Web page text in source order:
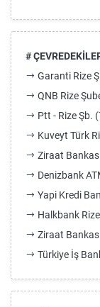
#
Garanti Rize
QNB Rize
Ptt - Rize Şb.
Kuveyt Türk
Ziraat
Denizbank
Yapi Kredi
Halkbank
Ziraat
Türkiye İş